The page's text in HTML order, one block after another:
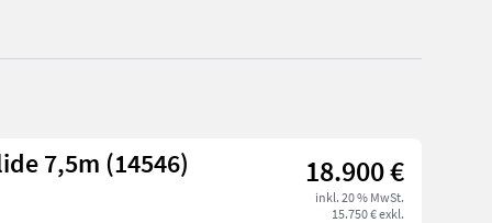
7,5m (14546) 18.900 €
inkl. 20 % MwSt.
15.750 € exkl.